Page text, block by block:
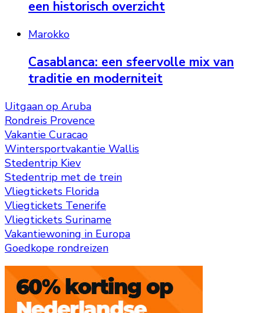
een historisch overzicht
Marokko
Casablanca: een sfeervolle mix van
traditie en moderniteit
Uitgaan op Aruba
Rondreis Provence
Vakantie Curacao
Wintersportvakantie Wallis
Stedentrip Kiev
Stedentrip met de trein
Vliegtickets Florida
Vliegtickets Tenerife
Vliegtickets Suriname
Vakantiewoning in Europa
Goedkope rondreizen